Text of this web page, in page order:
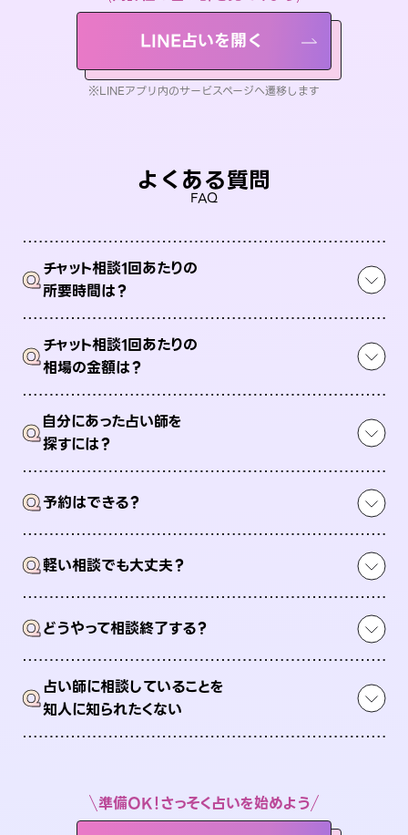
LINE占いを開く
※LINEアプリ内のサービスページへ遷移します
よくある質問
FAQ
Qチャット相談1回あたりの
所要時間は？
Qチャット相談1回あたりの
相場の金額は？
Q自分にあった占い師を
探すには？
Q予約はできる？
Q軽い相談でも大丈夫？
Qどうやって相談終了する？
Q占い師に相談していることを
知人に知られたくない
準備OK！さっそく占いを始めよう